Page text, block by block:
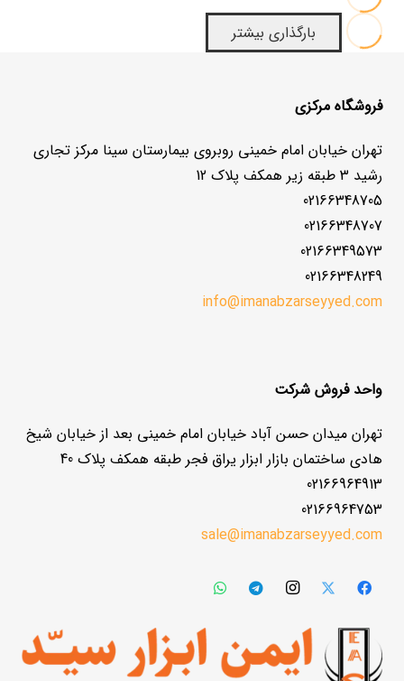
بارگذاری بیشتر
فروشگاه مرکزی
تهران خیابان امام خمینی روبروی بیمارستان سینا مرکز تجاری
رشید 3 طبقه زیر همکف پلاک 12
02166348705
02166348707
02166349573
02166348249
info@imanabzarseyyed.com
واحد فروش شرکت
تهران میدان حسن آباد خیابان امام خمینی بعد از خیابان شیخ
هادی ساختمان بازار ابزار یراق فجر طبقه همکف پلاک 40
02166964913
02166964753
sale@imanabzarseyyed.com